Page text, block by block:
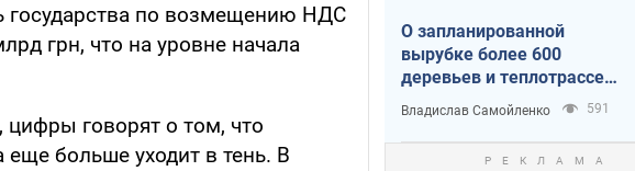
государства по возмещению НДС
грн, что на уровне начала
говорят о том, что
еще больше уходит в тень. В
О запланированной
вырубке более 600
деревьев и теплотрассе:
что происходит на
Теремках в Киеве
Владислав Самойленко 591